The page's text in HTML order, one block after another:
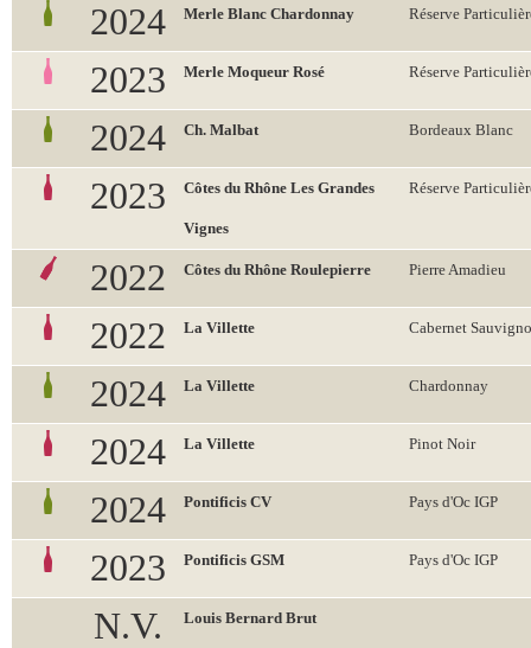
2024 Merle Blanc Chardonnay Réserve
2023 Merle Moqueur Rosé Réserve
2024 Ch. Malbat Bordeaux Blanc
2023 Côtes du Rhône Les Grandes
Vignes
Réserve
2022 Côtes du Rhône Roulepierre Pierre Amadieu
2022 La Villette Cabernet
2024 La Villette Chardonnay
2024 La Villette Pinot Noir
2024 Pontificis CV Pays d'Oc IGP
2023 Pontificis GSM Pays d'Oc IGP
N.V. Louis Bernard Brut